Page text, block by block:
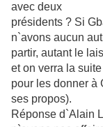
avec deux
présidents ? Si
n`avons aucun
partir, autant le
et on verra la
pour les donner à
ses propos).
Réponse d`Alain